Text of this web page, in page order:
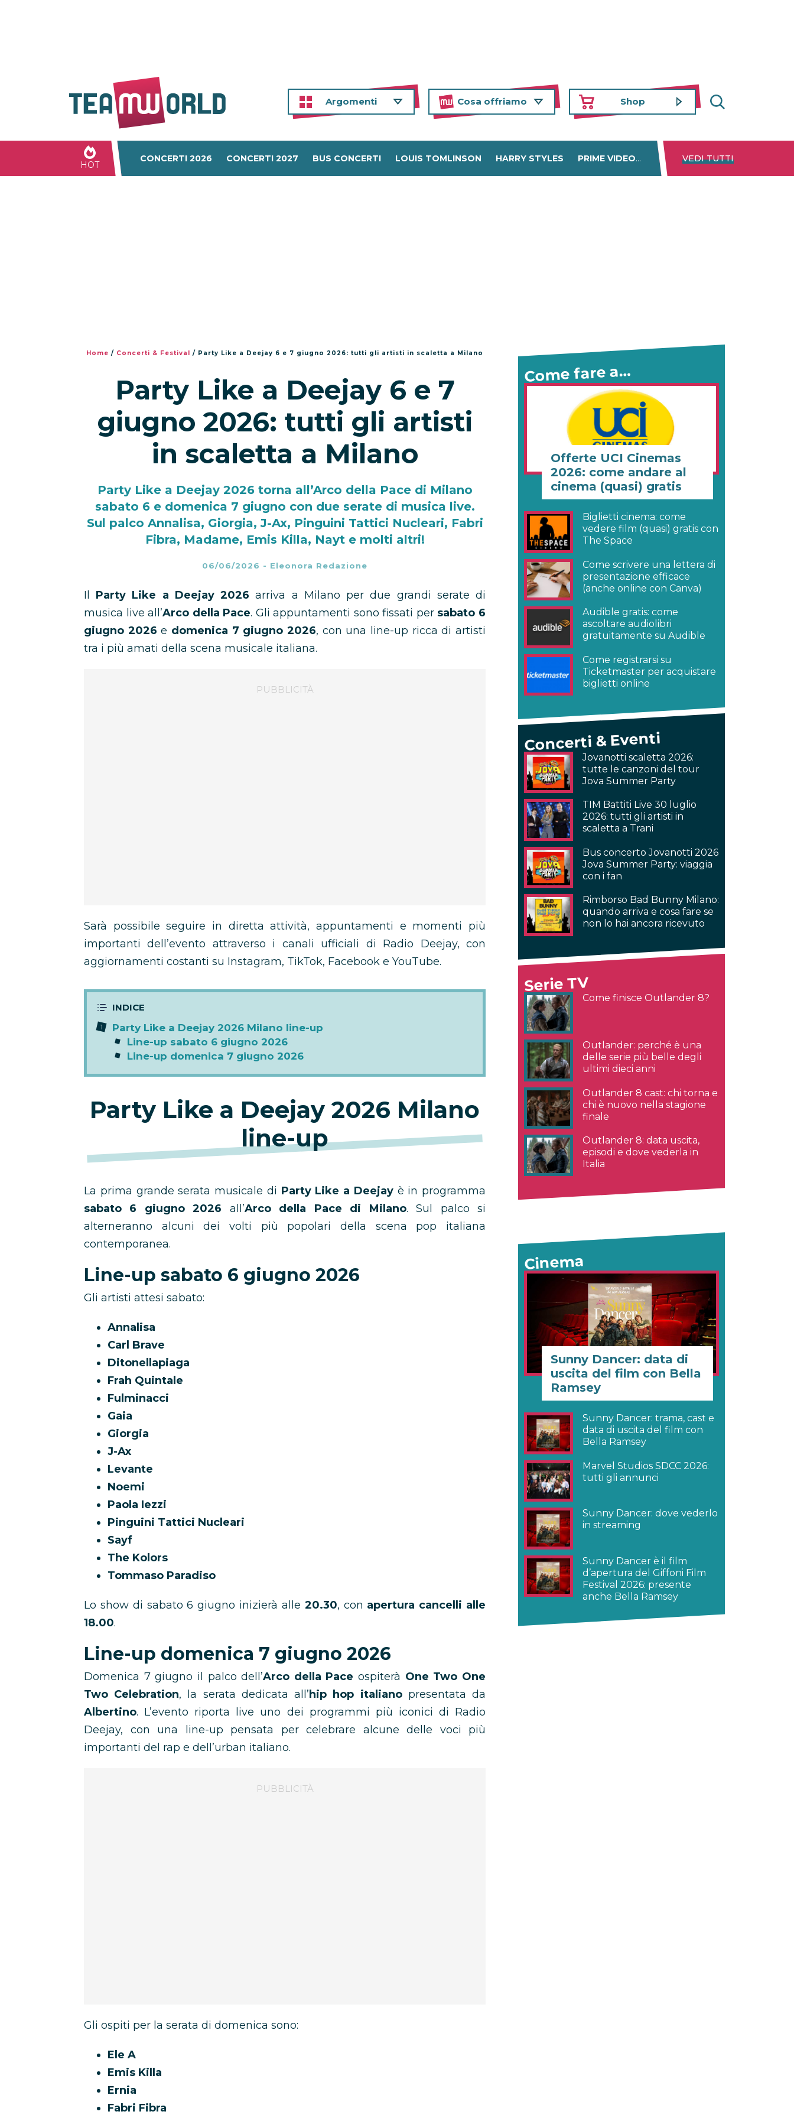
Argomenti Cosa offriamo Shop
HOT
CONCERTI 2026 CONCERTI 2027 BUS CONCERTI LOUIS TOMLINSON HARRY STYLES PRIME VIDEO DISNEY+ NETFLIX
VEDI TUTTI
Home / Concerti & Festival / Party Like a Deejay 6 e 7 giugno 2026: tutti gli artisti in scaletta a Milano
Party Like a Deejay 6 e 7
giugno 2026: tutti gli artisti
in scaletta a Milano
Party Like a Deejay 2026 torna all’Arco della Pace di Milano
sabato 6 e domenica 7 giugno con due serate di musica live.
Sul palco Annalisa, Giorgia, J-Ax, Pinguini Tattici Nucleari, Fabri
Fibra, Madame, Emis Killa, Nayt e molti altri!
06/06/2026 - Eleonora Redazione
Il Party Like a Deejay 2026 arriva a Milano per due grandi serate di
musica live all’Arco della Pace. Gli appuntamenti sono fissati per sabato 6
giugno 2026 e domenica 7 giugno 2026, con una line-up ricca di artisti
tra i più amati della scena musicale italiana.
Sarà possibile seguire in diretta attività, appuntamenti e momenti più
importanti dell’evento attraverso i canali ufficiali di Radio Deejay, con
aggiornamenti costanti su Instagram, TikTok, Facebook e YouTube.
Party Like a Deejay 2026 Milano line-up
Line-up sabato 6 giugno 2026
Line-up domenica 7 giugno 2026
Party Like a Deejay 2026 Milano
line-up
La prima grande serata musicale di Party Like a Deejayè in programma
sabato 6 giugno 2026 all’Arco della Pace di Milano. Sul palco si
alterneranno alcuni dei volti più popolari della scena pop italiana
contemporanea.
Line-up sabato 6 giugno 2026
Gli artisti attesi sabato:
Annalisa
Carl Brave
Ditonellapiaga
Frah Quintale
Fulminacci
Gaia
Giorgia
J-Ax
Levante
Noemi
Paola Iezzi
Pinguini Tattici Nucleari
Sayf
The Kolors
Tommaso Paradiso
Lo show di sabato 6 giugno inizierà alle 20.30, con apertura cancelli alle
18.00.
Line-up domenica 7 giugno 2026
Domenica 7 giugno il palco dell’Arco della Pace ospiterà One Two One
Two Celebration, la serata dedicata all’hip hop italianopresentata da
Albertino. L’evento riporta live uno dei programmi più iconici di Radio
Deejay, con una line-up pensata per celebrare alcune delle voci più
importanti del rap e dell’urban italiano.
Gli ospiti per la serata di domenica sono:
Ele A
Emis Killa
Ernia
Fabri Fibra
Come fare a…
Offerte UCI Cinemas
2026: come andare al
cinema (quasi) gratis
Biglietti cinema: come
vedere film (quasi) gratis con
The Space
Come scrivere una lettera di
presentazione efficace
(anche online con Canva)
Audible gratis: come
ascoltare audiolibri
gratuitamente su Audible
Come registrarsi su
Ticketmaster per acquistare
biglietti online
Concerti & Eventi
Jovanotti scaletta 2026:
tutte le canzoni del tour
Jova Summer Party
TIM Battiti Live 30 luglio
2026: tutti gli artisti in
scaletta a Trani
Bus concerto Jovanotti 2026
Jova Summer Party: viaggia
con i fan
Rimborso Bad Bunny Milano:
quando arriva e cosa fare se
non lo hai ancora ricevuto
Serie TV
Come finisce Outlander 8?
Outlander: perché è una
delle serie più belle degli
ultimi dieci anni
Outlander 8 cast: chi torna e
chi è nuovo nella stagione
finale
Outlander 8: data uscita,
episodi e dove vederla in
Italia
Cinema
Sunny Dancer: data di
uscita del film con Bella
Ramsey
Sunny Dancer: trama, cast e
data di uscita del film con
Bella Ramsey
Marvel Studios SDCC 2026:
tutti gli annunci
Sunny Dancer: dove vederlo
in streaming
Sunny Dancer è il film
d’apertura del Giffoni Film
Festival 2026: presente
anche Bella Ramsey